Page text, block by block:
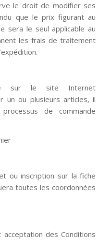
le droit de modifier ses
que le prix figurant au
sera le seul applicable au
les frais de traitement
sur le site Internet
un ou plusieurs articles, il
de commande
ou inscription sur la fiche
toutes les coordonnées
des Conditions